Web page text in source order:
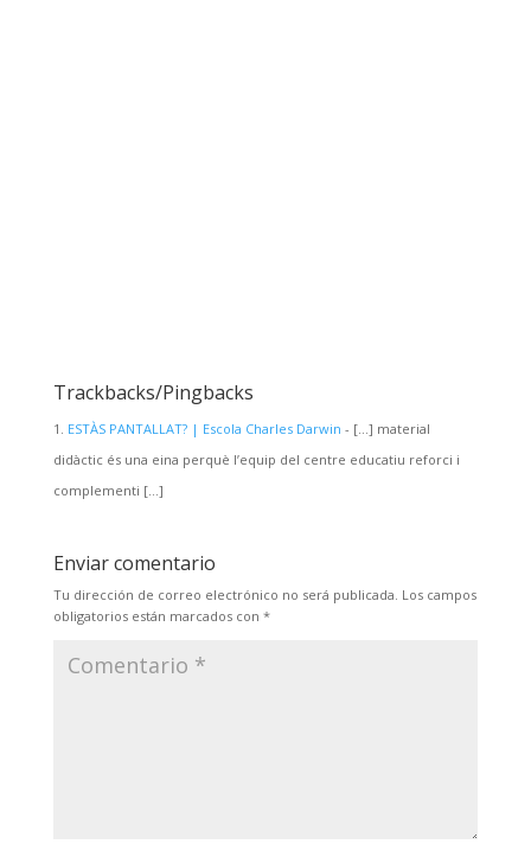
Trackbacks/Pingbacks
ESTÀS PANTALLAT? | Escola Charles Darwin - […] material
didàctic és una eina perquè l’equip del centre educatiu reforci i
complementi […]
Enviar comentario
Tu dirección de correo electrónico no será publicada. Los campos
obligatorios están marcados con *